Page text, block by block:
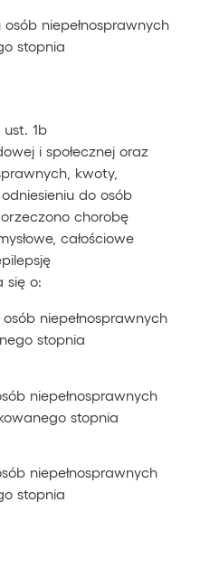
niepełnosprawnych
stopnia
1b
i społecznej oraz
kwoty,
do osób
chorobę
całościowe
się o:
niepełnosprawnych
stopnia
niepełnosprawnych
stopnia
niepełnosprawnych
stopnia